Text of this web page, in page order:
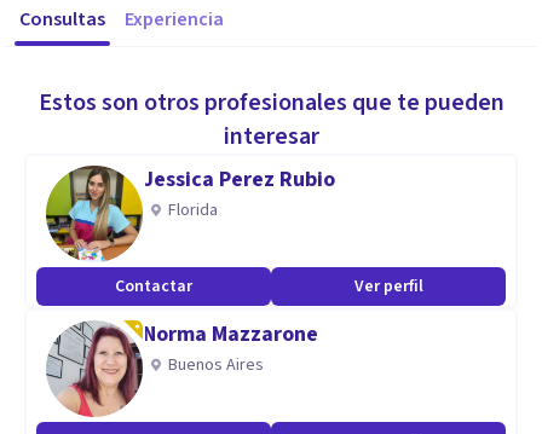
Consultas Experiencia
Estos son otros profesionales que te pueden
interesar
Jessica Perez Rubio
Florida
Contactar Ver perfil
Norma Mazzarone
Buenos Aires